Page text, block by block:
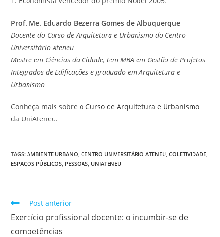
Prof. Me. Eduardo Bezerra Gomes de Albuquerque
Docente do Curso de Arquitetura e Urbanismo do Centro
Universitário Ateneu
Mestre em Ciências da Cidade, tem MBA em Gestão de Projetos
Integrados de Edificações e graduado em Arquitetura e
Urbanismo
Conheça mais sobre o Curso de Arquitetura e Urbanismo
da UniAteneu.
TAGS:AMBIENTE URBANO CENTRO UNIVERSITÁRIO ATENEU COLETIVIDADE
ESPAÇOS PÚBLICOS PESSOAS UNIATENEU
Post anterior
Exercício profissional docente: o incumbir-se de
competências